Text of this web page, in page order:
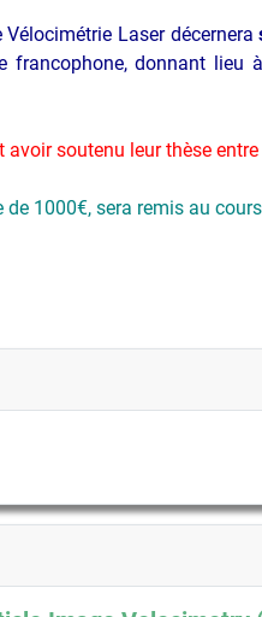
Vélocimétrie Laser décernera
francophone, donnant
soutenu leur thèse
de 1000€, sera remis au